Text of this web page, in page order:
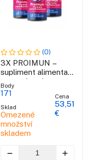
(0)
3X PROIMUN –
supliment alimentar
pentru intarirea
imunitatii
Body
171
Sklad
Omezené
množství
skladem
Cena
53,51
€